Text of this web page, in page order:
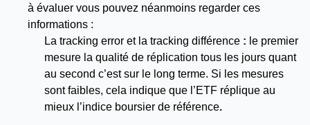
à évaluer vous pouvez néanmoins regarder ces
informations :
La tracking error et la tracking différence : le premier
mesure la qualité de réplication tous les jours quant
au second c’est sur le long terme. Si les mesures
sont faibles, cela indique que l’ETF réplique au
mieux l’indice boursier de référence.